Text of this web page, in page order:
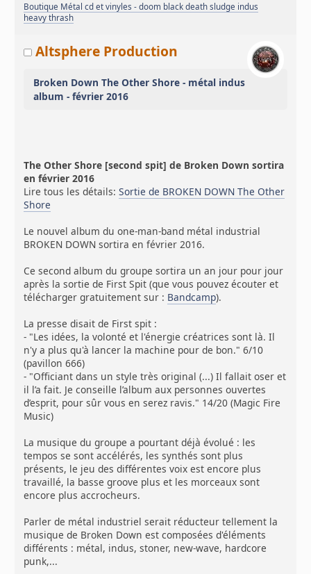
Boutique Métal cd et vinyles - doom black death sludge indus
heavy thrash
Altsphere Production
Broken Down The Other Shore - métal indus
album - février 2016
The Other Shore [second spit] de Broken Down sortira
en février 2016
Lire tous les détails:Sortie de BROKEN DOWN The Other
Shore
Le nouvel album du one-man-band métal industrial
BROKEN DOWN sortira en février 2016.
Ce second album du groupe sortira un an jour pour jour
après la sortie de First Spit (que vous pouvez écouter et
télécharger gratuitement sur : Bandcamp).
La presse disait de First spit :
- "Les idées, la volonté et l'énergie créatrices sont là. Il
n'y a plus qu'à lancer la machine pour de bon." 6/10
(pavillon 666)
- "Officiant dans un style très original (...) Il fallait oser et
il l’a fait. Je conseille l’album aux personnes ouvertes
d’esprit, pour sûr vous en serez ravis." 14/20 (Magic Fire
Music)
La musique du groupe a pourtant déjà évolué : les
tempos se sont accélérés, les synthés sont plus
présents, le jeu des différentes voix est encore plus
travaillé, la basse groove plus et les morceaux sont
encore plus accrocheurs.
Parler de métal industriel serait réducteur tellement la
musique de Broken Down est composées d'éléments
différents : métal, indus, stoner, new-wave, hardcore
punk,...